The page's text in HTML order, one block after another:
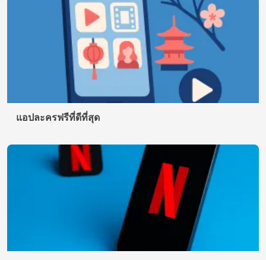
วิธีดู Netflix ในราคาประหยัด (และแอปดูหนังฟรี)
ข้อกำหนดการใช้งาน
นโยบายความเป็นส่วนตัว